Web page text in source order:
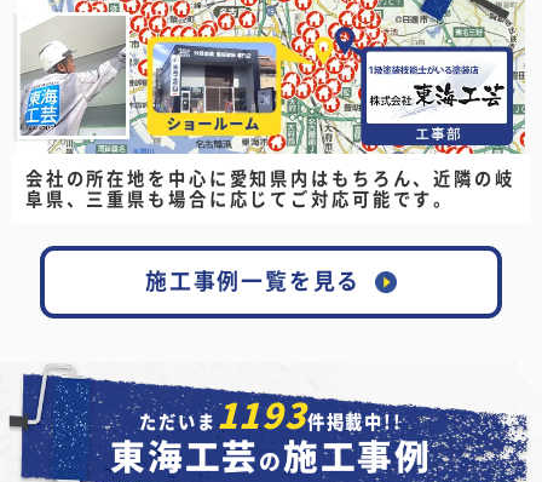
会社の所在地を中心に愛知県内はもちろん、近隣の岐
阜県、三重県も場合に応じてご対応可能です。
施工事例一覧を見る
ただいま 1193件掲載中!!
東海工芸 の 施工事例